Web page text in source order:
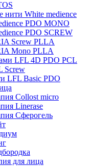
White medience
PDO MONO
PDO SCREW
Screw PLLA
Mono PLLA
LFL 4D PDO PCL
Screw
LFL Basic PDO
Collost micro
Linerase
Сферогель
для лица